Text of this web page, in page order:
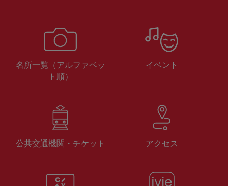
名所一覧（アルファベッ
ト順）
イベント
公共交通機関・チケット アクセス